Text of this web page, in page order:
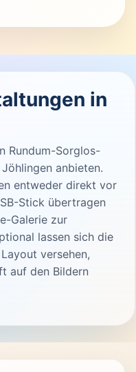
in
Rundum-Sorglos-
anbieten.
entweder direkt vor
Stick übertragen
Galerie zur
lassen sich die
versehen,
auf den Bildern